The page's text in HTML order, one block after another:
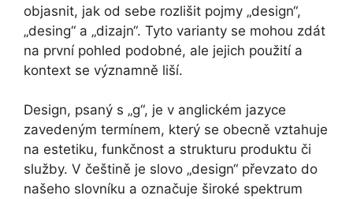
objasnit, jak od sebe rozlišit pojmy „design“,
„desing“ a „dizajn“. Tyto varianty se mohou zdát
na první pohled podobné, ale jejich použití a
kontext se významně liší.
Design, psaný s „g“, je v anglickém jazyce
zavedeným termínem, který se obecně vztahuje
na estetiku, funkčnost a strukturu produktu či
služby. V češtině je slovo „design“ převzato do
našeho slovníku a označuje široké spektrum